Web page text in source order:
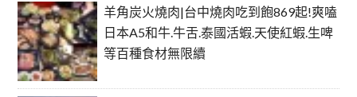
羊角炭火燒肉|台中燒肉吃到飽869起!爽嗑
日本A5和牛.牛舌.泰國活蝦.天使紅蝦.生啤
等百種食材無限續